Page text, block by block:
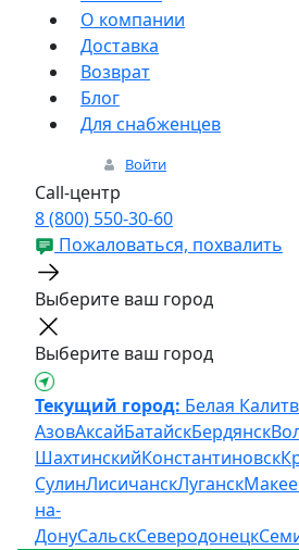
О компании
Доставка
Возврат
Блог
Для снабженцев
Войти
Call-центр
8 (800) 550-30-60
Пожаловаться, похвалить
Выберите ваш город
Выберите ваш город
Текущий город: Белая
АзовАксайБатайскБердянск
ШахтинскийКонстантиновск
СулинЛисичанскЛуганск
на-
ДонуСальскСеверодонецк